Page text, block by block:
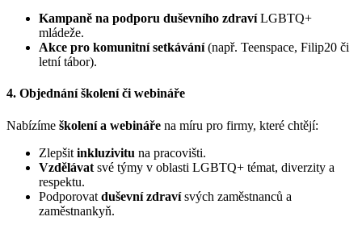
Kampaně na podporu duševního zdravíLGBTQ+
mládeže.
Akce pro komunitní setkávání(např. Teenspace, Filip20 či
letní tábor).
4. Objednání školení či webináře
Nabízíme školení a webináře na míru pro firmy, které chtějí:
Zlepšit inkluzivitu na pracovišti.
Vzdělávat své týmy v oblasti LGBTQ+ témat, diverzity a
respektu.
Podporovat duševní zdravísvých zaměstnanců a
zaměstnankyň.